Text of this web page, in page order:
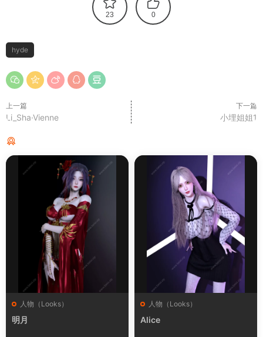
23 0
hyde
上一篇
Li_Sha·Vienne
下一篇
小埋姐姐1
人物（Looks）
明月
人物（Looks）
Alice